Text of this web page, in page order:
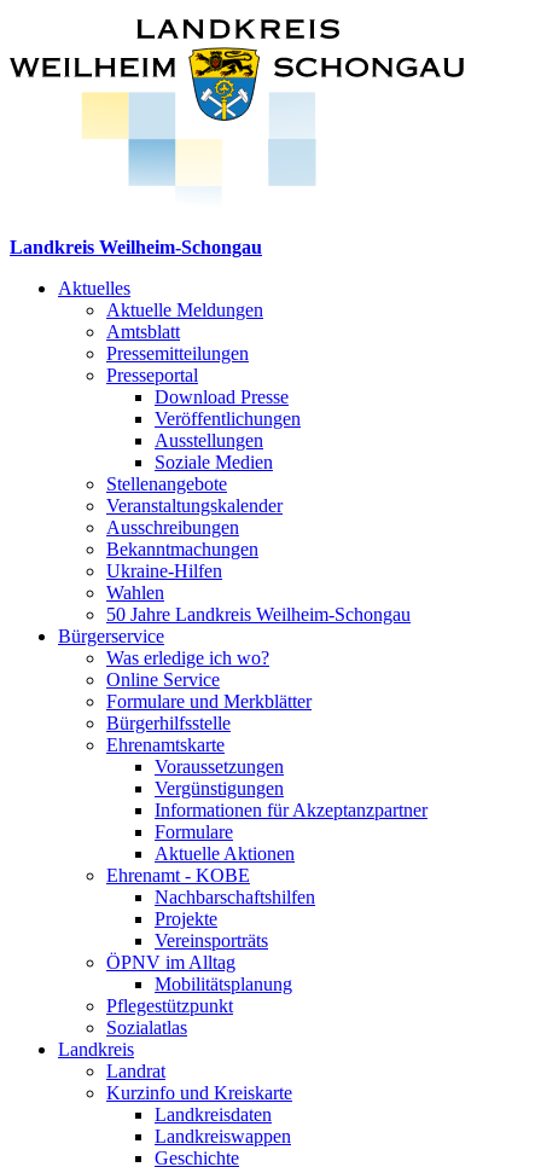
Landkreis Weilheim-Schongau
Aktuelles
Aktuelle Meldungen
Amtsblatt
Pressemitteilungen
Presseportal
Download Presse
Veröffentlichungen
Ausstellungen
Soziale Medien
Stellenangebote
Veranstaltungskalender
Ausschreibungen
Bekanntmachungen
Ukraine-Hilfen
Wahlen
50 Jahre Landkreis Weilheim-Schongau
Bürgerservice
Was erledige ich wo?
Online Service
Formulare und Merkblätter
Bürgerhilfsstelle
Ehrenamtskarte
Voraussetzungen
Vergünstigungen
Informationen für Akzeptanzpartner
Formulare
Aktuelle Aktionen
Ehrenamt - KOBE
Nachbarschaftshilfen
Projekte
Vereinsporträts
ÖPNV im Alltag
Mobilitätsplanung
Pflegestützpunkt
Sozialatlas
Landkreis
Landrat
Kurzinfo und Kreiskarte
Landkreisdaten
Landkreiswappen
Geschichte